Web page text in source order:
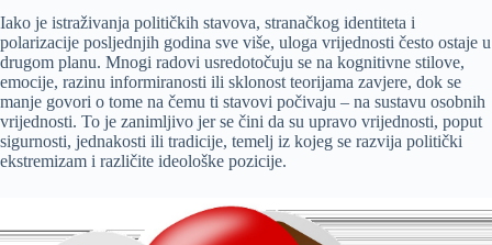
Iako je istraživanja političkih stavova, stranačkog identiteta i
polarizacije posljednjih godina sve više, uloga vrijednosti često ostaje u
drugom planu. Mnogi radovi usredotočuju se na kognitivne stilove,
emocije, razinu informiranosti ili sklonost teorijama zavjere, dok se
manje govori o tome na čemu ti stavovi počivaju – na sustavu osobnih
vrijednosti. To je zanimljivo jer se čini da su upravo vrijednosti, poput
sigurnosti, jednakosti ili tradicije, temelj iz kojeg se razvija politički
ekstremizam i različite ideološke pozicije.